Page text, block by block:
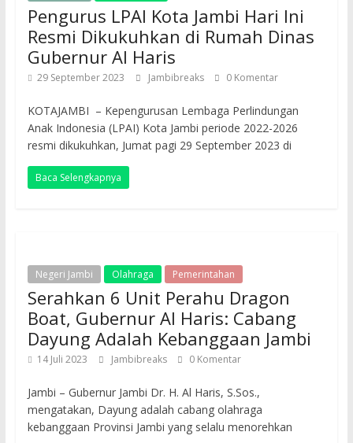
Pengurus LPAI Kota Jambi Hari Ini
Resmi Dikukuhkan di Rumah Dinas
Gubernur Al Haris
29 September 2023 Jambibreaks 0 Komentar
KOTAJAMBI – Kepengurusan Lembaga Perlindungan
Anak Indonesia (LPAI) Kota Jambi periode 2022-2026
resmi dikukuhkan, Jumat pagi 29 September 2023 di
Baca Selengkapnya
Negeri Jambi Olahraga Pemerintahan
Serahkan 6 Unit Perahu Dragon
Boat, Gubernur Al Haris: Cabang
Dayung Adalah Kebanggaan Jambi
14 Juli 2023 Jambibreaks 0 Komentar
Jambi – Gubernur Jambi Dr. H. Al Haris, S.Sos.,
mengatakan, Dayung adalah cabang olahraga
kebanggaan Provinsi Jambi yang selalu menorehkan